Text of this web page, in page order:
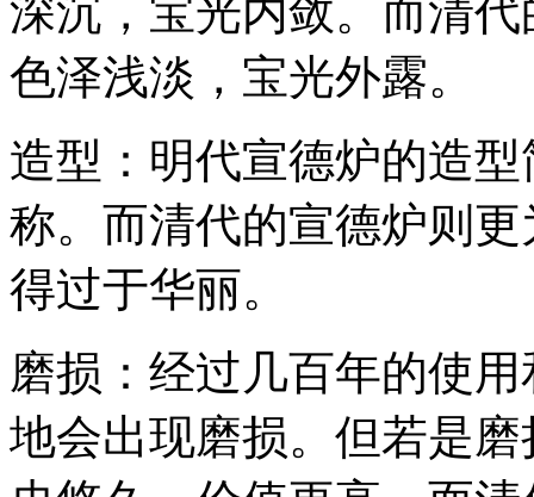
深沉，宝光内敛。而清
色泽浅淡，宝光外露。
造型：明代宣德炉的造
称。而清代的宣德炉则
得过于华丽。
磨损：经过几百年的使
地会出现磨损。但若是